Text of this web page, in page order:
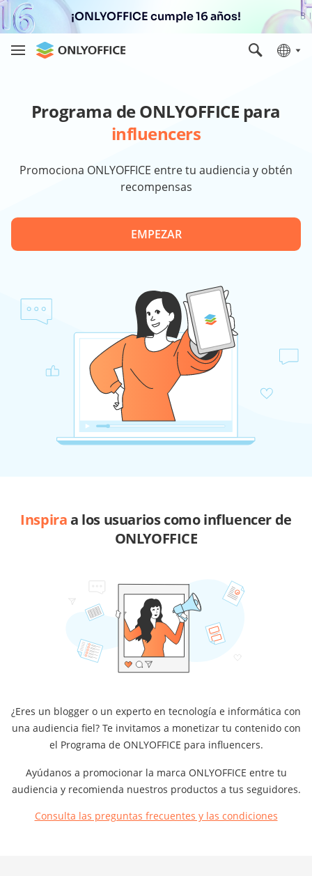
¡ONLYOFFICE cumple 16 años!
Programa de ONLYOFFICE para
influencers
Promociona ONLYOFFICE entre tu audiencia y obtén
recompensas
EMPEZAR
Inspiraa los usuarios como influencer de
ONLYOFFICE
¿Eres un blogger o un experto en tecnología e informática con
una audiencia fiel? Te invitamos a monetizar tu contenido con
el Programa de ONLYOFFICE para influencers.
Ayúdanos a promocionar la marca ONLYOFFICE entre tu
audiencia y recomienda nuestros productos a tus seguidores.
Consulta las preguntas frecuentes y las condiciones